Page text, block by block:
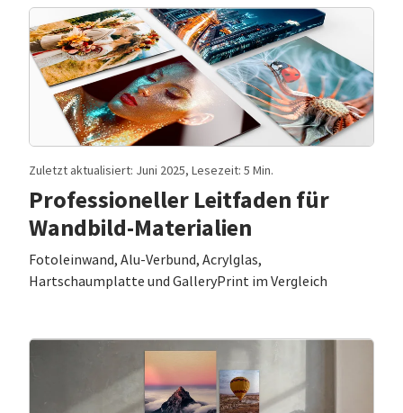
Zuletzt aktualisiert: Juni 2025, Lesezeit: 5 Min.
Professioneller Leitfaden für
Wandbild-Materialien
Fotoleinwand, Alu-Verbund, Acrylglas,
Hartschaumplatte und GalleryPrint im Vergleich